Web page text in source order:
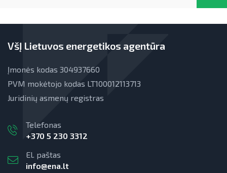
VšĮ Lietuvos energetikos agentūra
Įmonės kodas 304937660
PVM mokėtojo kodas LT100012113713
Juridinių asmenų registras
Telefonas
+370 5 230 3312
El. paštas
info@ena.lt